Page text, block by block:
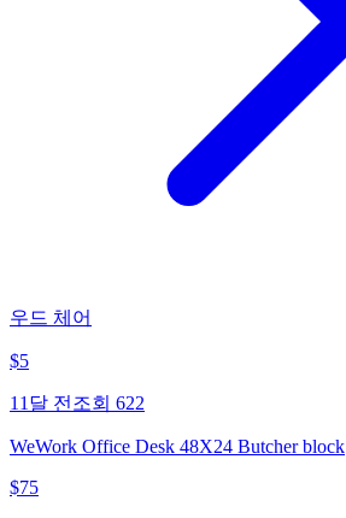
우드 체어
$5
11달 전 조회 622
WeWork Office Desk 48X24 Butcher block
$75